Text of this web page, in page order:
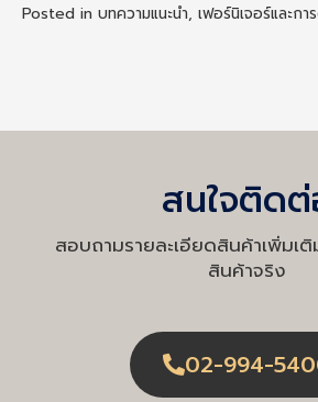
Posted in บทความแนะนำ, เฟอร์นิเจอร์และก
สนใจติด
สอบถามรายละเอียดสินค้าเพิ่มเ
สินค้าจริง
02-994-